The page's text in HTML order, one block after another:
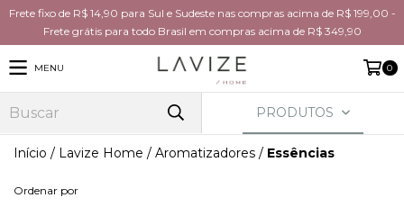
Frete fixo de R$ 14,90 para Sul e Sudeste nas compras acima de R$ 199,00 -
Frete grátis para todo Brasil em compras acima de R$ 349,90
MENU 0
PRODUTOS
Início / Lavize Home / Aromatizadores / Essências
Ordenar por